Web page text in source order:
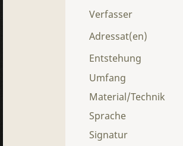
Verfasser
Adressat(en)
Entstehung
Umfang
Material/Technik
Sprache
Signatur